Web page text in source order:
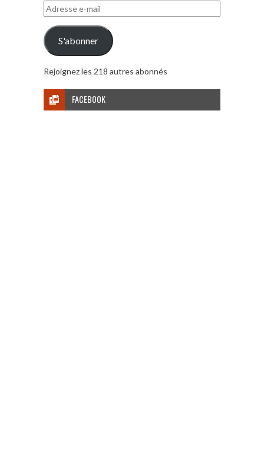
Adresse
e-
mail
S'abonner
Rejoignez les 218 autres abonnés
FACEBOOK